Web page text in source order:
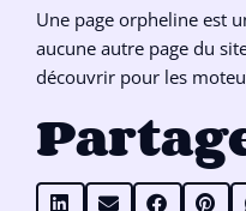
Une page orpheline est
aucune autre page du
découvrir pour les